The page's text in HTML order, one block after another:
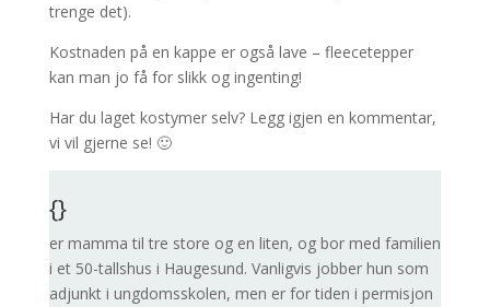
trenge det).
Kostnaden på en kappe er også lave – fleecetepper
kan man jo få for slikk og ingenting!
Har du laget kostymer selv? Legg igjen en kommentar,
vi vil gjerne se! 🙂
{}
er mamma til tre store og en liten, og bor med familien
i et 50-tallshus i Haugesund. Vanligvis jobber hun som
adjunkt i ungdomsskolen, men er for tiden i permisjon